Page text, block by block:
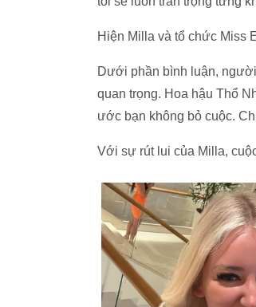
Hiện Milla và tổ chức Miss
Dưới phần bình luận,
quan trọng. Hoa hậu Thổ
ước bạn không bỏ cuộc.
Với sự rút lui của Milla,